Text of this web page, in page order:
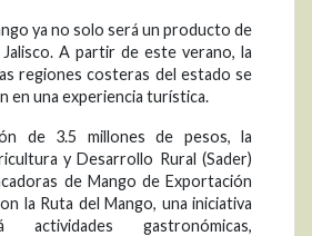
ya no solo será un producto de
A partir de este verano, la
regiones costeras del estado se
en una experiencia turística.
de 3.5 millones de pesos, la
y Desarrollo Rural (Sader)
de Mango de Exportación
la Ruta del Mango, una iniciativa
actividades gastronómicas,